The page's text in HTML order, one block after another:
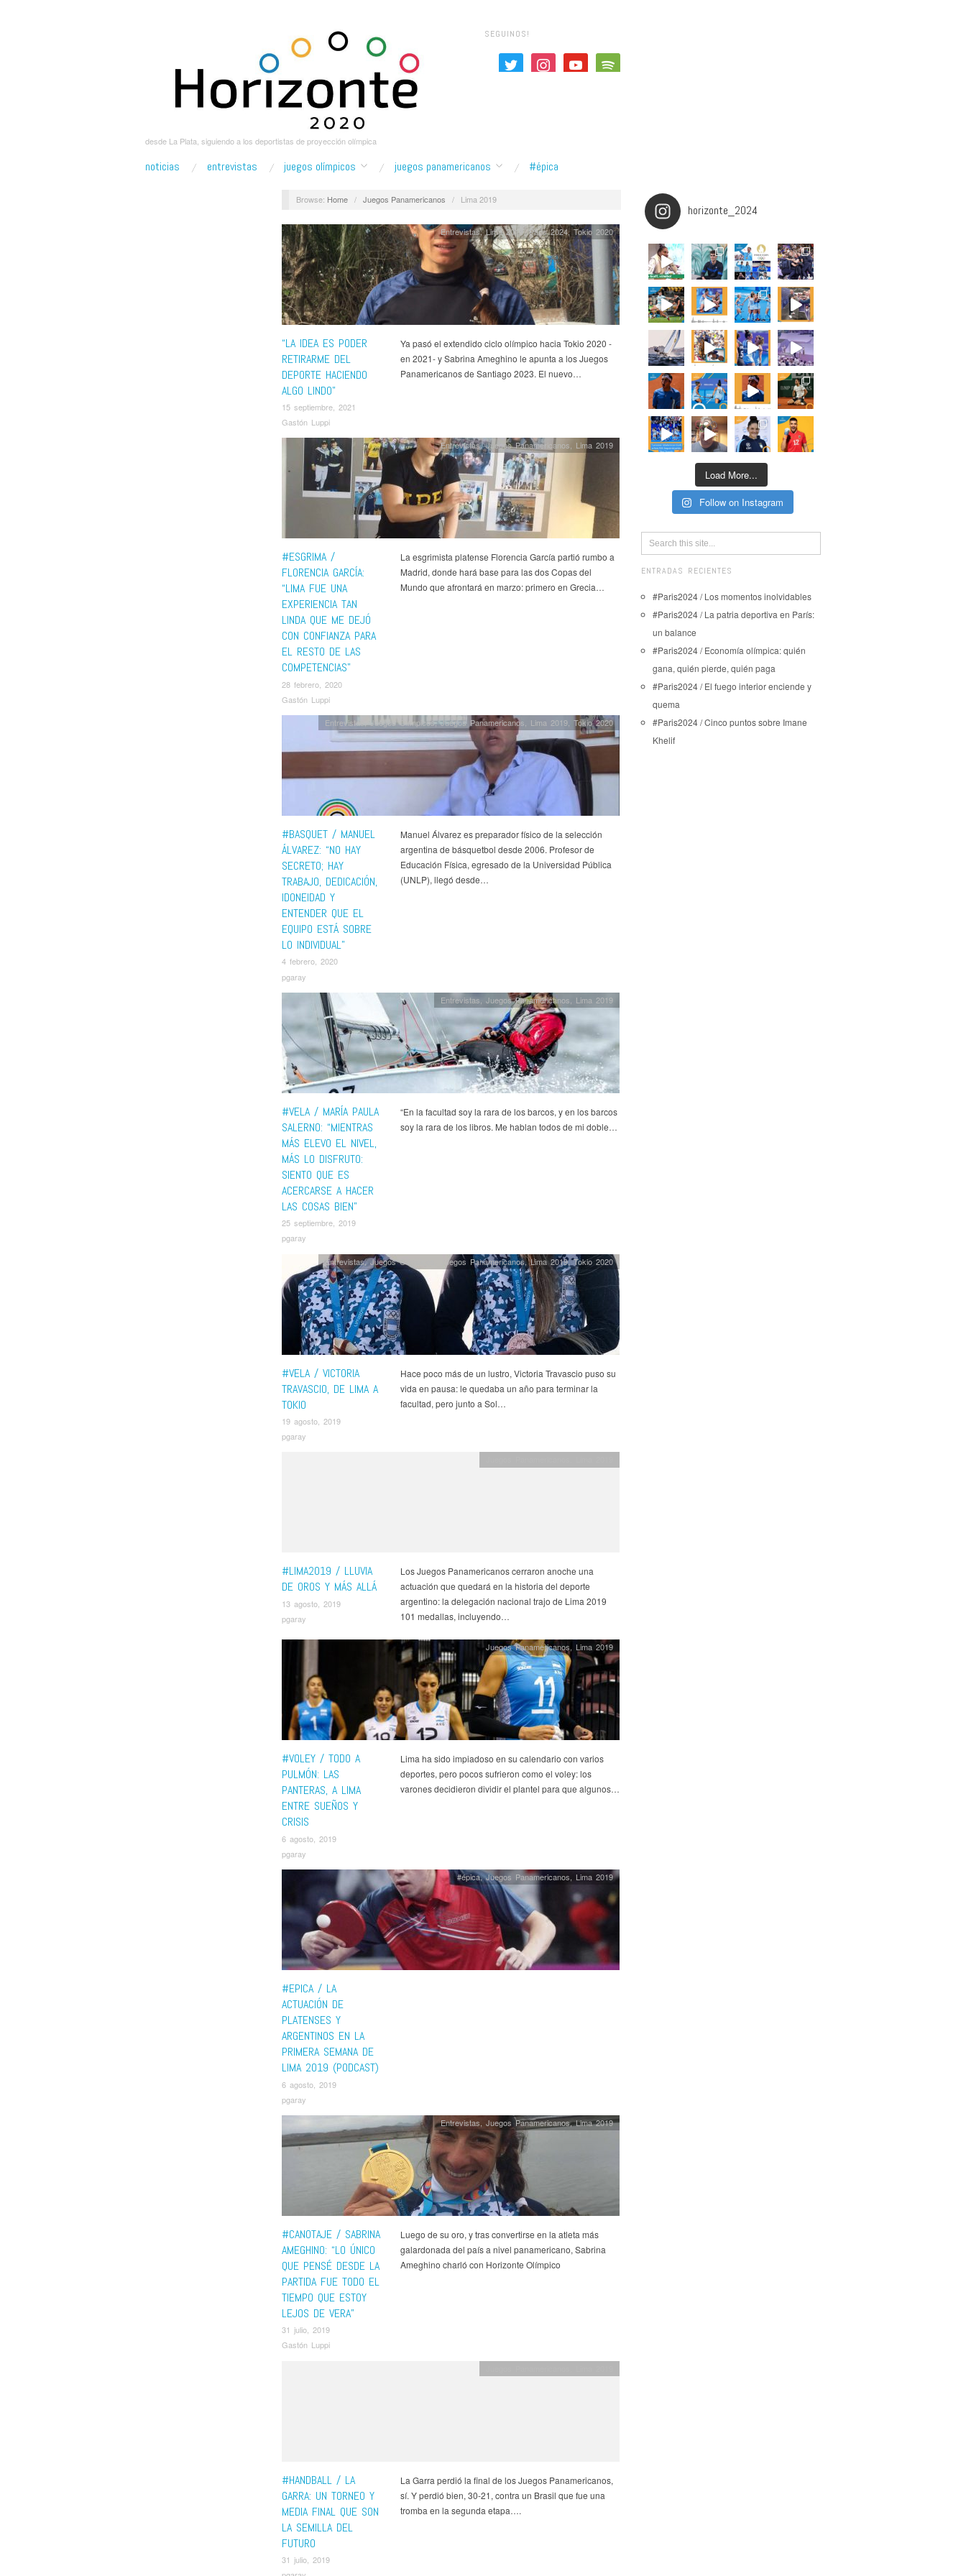
desde La Plata, siguiendo a los deportistas de proyección olímpica
SEGUINOS!
twitter instagram youtube spotify
noticias entrevistas juegos olímpicos juegos panamericanos #épica
Browse: Home / Juegos Panamericanos / Lima 2019
“LA IDEA ES PODER
RETIRARME DEL
DEPORTE HACIENDO
ALGO LINDO”
15 septiembre, 2021
Gastón Luppi
Entrevistas,Lima 2019,Paris 2024,Tokio 2020
Ya pasó el extendido ciclo olímpico hacia Tokio 2020 -
en 2021- y Sabrina Ameghino le apunta a los Juegos
Panamericanos de Santiago 2023. El nuevo…
#ESGRIMA /
FLORENCIA GARCÍA:
“LIMA FUE UNA
EXPERIENCIA TAN
LINDA QUE ME DEJÓ
CON CONFIANZA PARA
EL RESTO DE LAS
COMPETENCIAS”
28 febrero, 2020
Gastón Luppi
Entrevistas,Juegos Panamericanos, Lima 2019
La esgrimista platense Florencia García partió rumbo a
Madrid, donde hará base para las dos Copas del
Mundo que afrontará en marzo: primero en Grecia…
#BASQUET / MANUEL
ÁLVAREZ: “NO HAY
SECRETO; HAY
TRABAJO, DEDICACIÓN,
IDONEIDAD Y
ENTENDER QUE EL
EQUIPO ESTÁ SOBRE
LO INDIVIDUAL”
4 febrero, 2020
pgaray
Entrevistas Juegos Olímpicos,Juegos Panamericanos Lima 2019 ,Tokio 2020
Manuel Álvarez es preparador físico de la selección
argentina de básquetbol desde 2006. Profesor de
Educación Física, egresado de la Universidad Pública
(UNLP), llegó desde…
#VELA / MARÍA PAULA
SALERNO: “MIENTRAS
MÁS ELEVO EL NIVEL,
MÁS LO DISFRUTO:
SIENTO QUE ES
ACERCARSE A HACER
LAS COSAS BIEN”
25 septiembre, 2019
pgaray
Entrevistas ,Juegos Panamericanos Lima 2019
“En la facultad soy la rara de los barcos, y en los barcos
soy la rara de los libros. Me hablan todos de mi doble…
#VELA / VICTORIA
TRAVASCIO, DE LIMA A
TOKIO
19 agosto, 2019
pgaray
Entrevistas,Juegos Olímpicos Juegos Panamericanos,Lima 2019,Tokio 2020
Hace poco más de un lustro, Victoria Travascio puso su
vida en pausa: le quedaba un año para terminar la
facultad, pero junto a Sol…
#LIMA2019 / LLUVIA
DE OROS Y MÁS ALLÁ
13 agosto, 2019
pgaray
Los Juegos Panamericanos cerraron anoche una
actuación que quedará en la historia del deporte
argentino: la delegación nacional trajo de Lima 2019
101 medallas, incluyendo…
#VOLEY / TODO A
PULMÓN: LAS
PANTERAS, A LIMA
ENTRE SUEÑOS Y
CRISIS
6 agosto, 2019
pgaray
Juegos Panamericanos,Lima 2019
Lima ha sido impiadoso en su calendario con varios
deportes, pero pocos sufrieron como el voley: los
varones decidieron dividir el plantel para que algunos…
#EPICA / LA
ACTUACIÓN DE
PLATENSES Y
ARGENTINOS EN LA
PRIMERA SEMANA DE
LIMA 2019 (PODCAST)
6 agosto, 2019
pgaray
#épica,Juegos Panamericanos, Lima 2019
#CANOTAJE / SABRINA
AMEGHINO: “LO ÚNICO
QUE PENSÉ DESDE LA
PARTIDA FUE TODO EL
TIEMPO QUE ESTOY
LEJOS DE VERA”
31 julio, 2019
Gastón Luppi
Entrevistas ,Juegos Panamericanos,Lima 2019
Luego de su oro, y tras convertirse en la atleta más
galardonada del país a nivel panamericano, Sabrina
Ameghino charló con Horizonte Olímpico
#HANDBALL / LA
GARRA: UN TORNEO Y
MEDIA FINAL QUE SON
LA SEMILLA DEL
FUTURO
31 julio, 2019
La Garra perdió la final de los Juegos Panamericanos,
sí. Y perdió bien, 30-21, contra un Brasil que fue una
tromba en la segunda etapa….
horizonte_2024
Load More...
Follow on Instagram
ENTRADAS RECIENTES
#Paris2024 / Los momentos inolvidables
#Paris2024 / La patria deportiva en París:
un balance
#Paris2024 / Economía olímpica: quién
gana, quién pierde, quién paga
#Paris2024 / El fuego interior enciende y
quema
#Paris2024 / Cinco puntos sobre Imane
Khelif